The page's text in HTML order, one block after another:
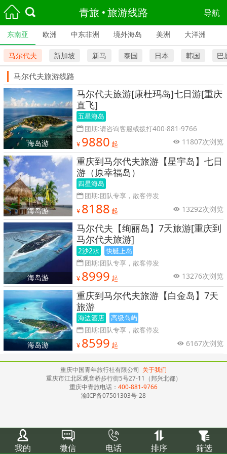
青旅 旅游线路 导航
东南亚 欧洲 中东非洲 境外海岛 美洲 大洋洲
马尔代夫 新加坡 新马 泰国 日本 韩国 巴
马尔代夫旅游线路
海岛游
马尔代夫旅游[康杜玛岛]七日游[重庆
直飞]
五星海岛
团期:请咨询客服或拨打400-881-9766
¥ 9880 起 11807次浏览
海岛游
重庆到马尔代夫旅游【星宇岛】七日
游（原幸福岛）
四星海岛
团期:团队专享，散客停发
¥ 8188 起 13292次浏览
海岛游
马尔代夫【绚丽岛】7天旅游[重庆到
马尔代夫旅游]
2沙2水 快艇上岛
团期:团队专享，散客停发
¥ 8999 起 13276次浏览
海岛游
重庆到马尔代夫旅游【白金岛】7天
旅游
海边酒店
高级岛屿
团期:团队专享，散客停发
¥ 8599 起 6167次浏览
重庆中国青年旅行社有限公司 关于我们
重庆市江北区观音桥步行街5号27-11（邦兴北都）
重庆中青旅电话： 400-881-9766
渝ICP备07501303号-28
我的 微信 电话 排序 筛选